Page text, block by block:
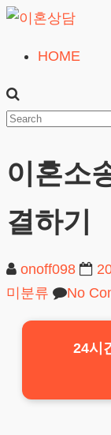
Skip
content
혼
상
24시간365일
HOME
이혼소
결하기
onoff098
미분류
No
24시